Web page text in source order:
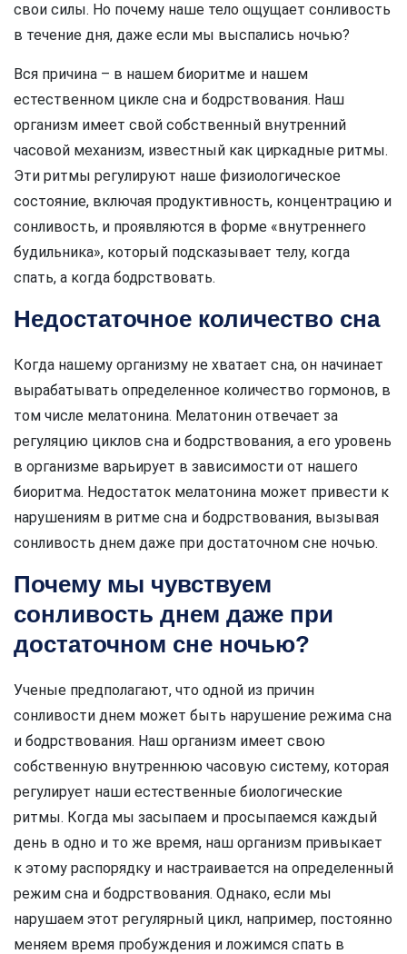
свои силы. Но почему наше тело ощущает сонливость
в течение дня, даже если мы выспались ночью?
Вся причина – в нашем биоритме и нашем
естественном цикле сна и бодрствования. Наш
организм имеет свой собственный внутренний
часовой механизм, известный как циркадные ритмы.
Эти ритмы регулируют наше физиологическое
состояние, включая продуктивность, концентрацию и
сонливость, и проявляются в форме «внутреннего
будильника», который подсказывает телу, когда
спать, а когда бодрствовать.
Недостаточное количество сна
Когда нашему организму не хватает сна, он начинает
вырабатывать определенное количество гормонов, в
том числе мелатонина. Мелатонин отвечает за
регуляцию циклов сна и бодрствования, а его уровень
в организме варьирует в зависимости от нашего
биоритма. Недостаток мелатонина может привести к
нарушениям в ритме сна и бодрствования, вызывая
сонливость днем даже при достаточном сне ночью.
Почему мы чувствуем
сонливость днем даже при
достаточном сне ночью?
Ученые предполагают, что одной из причин
сонливости днем может быть нарушение режима сна
и бодрствования. Наш организм имеет свою
собственную внутреннюю часовую систему, которая
регулирует наши естественные биологические
ритмы. Когда мы засыпаем и просыпаемся каждый
день в одно и то же время, наш организм привыкает
к этому распорядку и настраивается на определенный
режим сна и бодрствования. Однако, если мы
нарушаем этот регулярный цикл, например, постоянно
меняем время пробуждения и ложимся спать в